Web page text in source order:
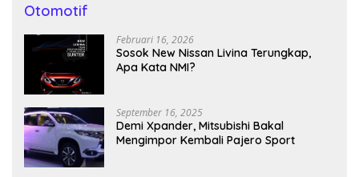
Otomotif
Februari 16, 2026
Sosok New Nissan Livina Terungkap,
Apa Kata NMI?
September 16, 2025
Demi Xpander, Mitsubishi Bakal
Mengimpor Kembali Pajero Sport